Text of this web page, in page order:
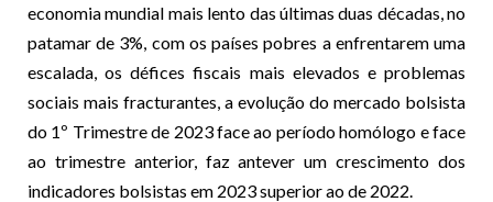
economia mundial mais lento das últimas duas décadas, no
patamar de 3%, com os países pobres a enfrentarem uma
escalada, os défices fiscais mais elevados e problemas
sociais mais fracturantes, a evolução do mercado bolsista
do 1º Trimestre de 2023 face ao período homólogo e face
ao trimestre anterior, faz antever um crescimento dos
indicadores bolsistas em 2023 superior ao de 2022.